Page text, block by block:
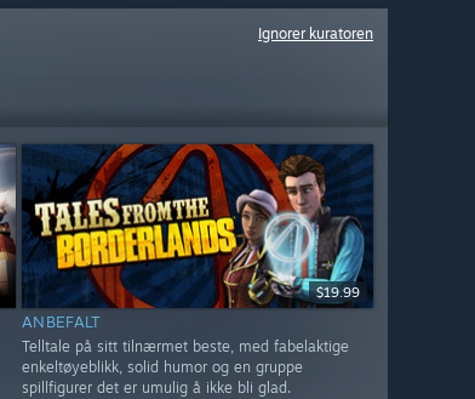
Ignorer kuratoren
$19.99
ANBEFALT
Telltale på sitt tilnærmet beste, med fabelaktige
enkeltøyeblikk, solid humor og en gruppe
spillfigurer det er umulig å ikke bli glad.